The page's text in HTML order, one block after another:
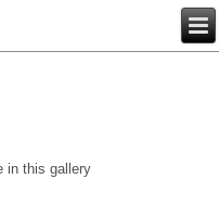
in this gallery